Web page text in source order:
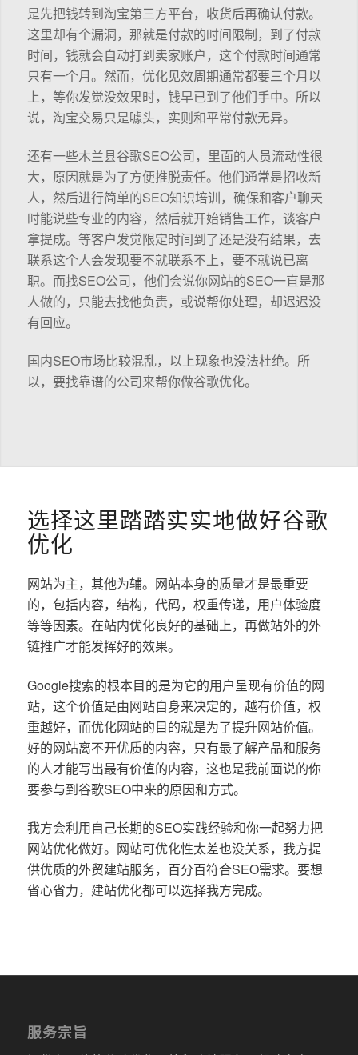
是先把钱转到淘宝第三方平台，收货后再确认付款。
这里却有个漏洞，那就是付款的时间限制，到了付款
时间，钱就会自动打到卖家账户，这个付款时间通常
只有一个月。然而，优化见效周期通常都要三个月以
上，等你发觉没效果时，钱早已到了他们手中。所以
说，淘宝交易只是噱头，实则和平常付款无异。
还有一些木兰县谷歌SEO公司，里面的人员流动性很
大，原因就是为了方便推脱责任。他们通常是招收新
人，然后进行简单的SEO知识培训，确保和客户聊天
时能说些专业的内容，然后就开始销售工作，谈客户
拿提成。等客户发觉限定时间到了还是没有结果，去
联系这个人会发现要不就联系不上，要不就说已离
职。而找SEO公司，他们会说你网站的SEO一直是那
人做的，只能去找他负责，或说帮你处理，却迟迟没
有回应。
国内SEO市场比较混乱，以上现象也没法杜绝。所
以，要找靠谱的公司来帮你做谷歌优化。
选择这里踏踏实实地做好谷歌
优化
网站为主，其他为辅。网站本身的质量才是最重要
的，包括内容，结构，代码，权重传递，用户体验度
等等因素。在站内优化良好的基础上，再做站外的外
链推广才能发挥好的效果。
Google搜索的根本目的是为它的用户呈现有价值的网
站，这个价值是由网站自身来决定的，越有价值，权
重越好，而优化网站的目的就是为了提升网站价值。
好的网站离不开优质的内容，只有最了解产品和服务
的人才能写出最有价值的内容，这也是我前面说的你
要参与到谷歌SEO中来的原因和方式。
我方会利用自己长期的SEO实践经验和你一起努力把
网站优化做好。网站可优化性太差也没关系，我方提
供优质的外贸建站服务，百分百符合SEO需求。要想
省心省力，建站优化都可以选择我方完成。
服务宗旨